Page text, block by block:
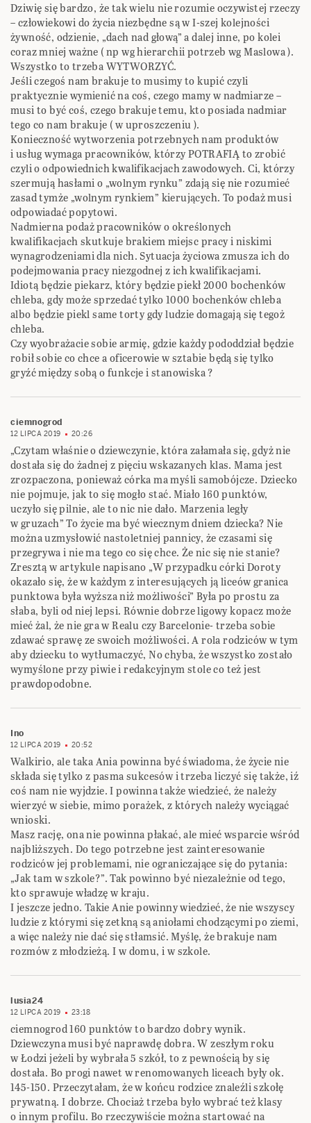
Dziwię się bardzo, że tak wielu nie rozumie oczywistej rzeczy
– człowiekowi do życia niezbędne są w I-szej kolejności
żywność, odzienie, „dach nad głową” a dalej inne, po kolei
coraz mniej ważne ( np wg hierarchii potrzeb wg Maslowa ).
Wszystko to trzeba WYTWORZYĆ.
Jeśli czegoś nam brakuje to musimy to kupić czyli
praktycznie wymienić na coś, czego mamy w nadmiarze –
musi to być coś, czego brakuje temu, kto posiada nadmiar
tego co nam brakuje ( w uproszczeniu ).
Konieczność wytworzenia potrzebnych nam produktów
i usług wymaga pracowników, którzy POTRAFIĄ to zrobić
czyli o odpowiednich kwalifikacjach zawodowych. Ci, którzy
szermują hasłami o „wolnym rynku” zdają się nie rozumieć
zasad tymże „wolnym rynkiem” kierujących. To podaż musi
odpowiadać popytowi.
Nadmierna podaż pracowników o określonych
kwalifikacjach skutkuje brakiem miejsc pracy i niskimi
wynagrodzeniami dla nich. Sytuacja życiowa zmusza ich do
podejmowania pracy niezgodnej z ich kwalifikacjami.
Idiotą będzie piekarz, który będzie piekł 2000 bochenków
chleba, gdy może sprzedać tylko 1000 bochenków chleba
albo będzie piekl same torty gdy ludzie domagają się tegoż
chleba.
Czy wyobrażacie sobie armię, gdzie każdy pododdział będzie
robił sobie co chce a oficerowie w sztabie będą się tylko
gryźć między sobą o funkcje i stanowiska ?
ciemnogrod
12 LIPCA 2019 20:26
„Czytam właśnie o dziewczynie, która załamała się, gdyż nie
dostała się do żadnej z pięciu wskazanych klas. Mama jest
zrozpaczona, ponieważ córka ma myśli samobójcze. Dziecko
nie pojmuje, jak to się mogło stać. Miało 160 punktów,
uczyło się pilnie, ale to nic nie dało. Marzenia legły
w gruzach” To życie ma być wiecznym dniem dziecka? Nie
można uzmysłowić nastoletniej pannicy, że czasami się
przegrywa i nie ma tego co się chce. Że nic się nie stanie?
Zresztą w artykule napisano „W przypadku córki Doroty
okazało się, że w każdym z interesujących ją liceów granica
punktowa była wyższa niż możliwości” Była po prostu za
słaba, byli od niej lepsi. Równie dobrze ligowy kopacz może
mieć żal, że nie gra w Realu czy Barcelonie- trzeba sobie
zdawać sprawę ze swoich możliwości. A rola rodziców w tym
aby dziecku to wytłumaczyć, No chyba, że wszystko zostało
wymyślone przy piwie i redakcyjnym stole co też jest
prawdopodobne.
Ino
12 LIPCA 2019 20:52
Walkirio, ale taka Ania powinna być świadoma, że życie nie
składa się tylko z pasma sukcesów i trzeba liczyć się także, iź
coś nam nie wyjdzie. I powinna także wiedzieć, że należy
wierzyć w siebie, mimo porażek, z których należy wyciągać
wnioski.
Masz rację, ona nie powinna płakać, ale mieć wsparcie wśród
najbliższych. Do tego potrzebne jest zainteresowanie
rodziców jej problemami, nie ograniczające się do pytania:
„Jak tam w szkole?”. Tak powinno być niezależnie od tego,
kto sprawuje władzę w kraju.
I jeszcze jedno. Takie Anie powinny wiedzieć, że nie wszyscy
ludzie z którymi się zetkną są aniołami chodzącymi po ziemi,
a więc należy nie dać się stłamsić. Myślę, że brakuje nam
rozmów z młodzieżą. I w domu, i w szkole.
lusia24
12 LIPCA 2019 23:18
ciemnogrod 160 punktów to bardzo dobry wynik.
Dziewczyna musi być naprawdę dobra. W zeszłym roku
w Łodzi jeżeli by wybrała 5 szkół, to z pewnością by się
dostała. Bo progi nawet w renomowanych liceach były ok.
145-150. Przeczytałam, że w końcu rodzice znaleźli szkołę
prywatną. I dobrze. Chociaż trzeba było wybrać też klasy
o innym profilu. Bo rzeczywiście można startować na